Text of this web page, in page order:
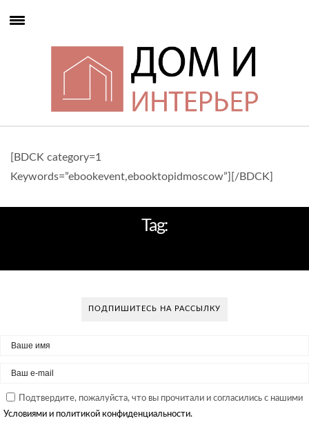
[BDCK category=1
Keywords=”ebookevent,ebooktopidmoscow”][/BDCK]
Tag:
ПОДПИШИТЕСЬ НА РАССЫЛКУ
Подтвердите, пожалуйста, что вы прочитали и согласились с нашими
Условиями и политикой конфиденциальности.